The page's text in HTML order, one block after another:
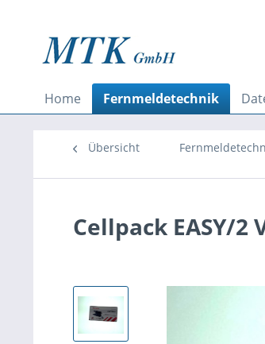
Home Fernmeldetechnik
Übersicht
Cellpack EASY/